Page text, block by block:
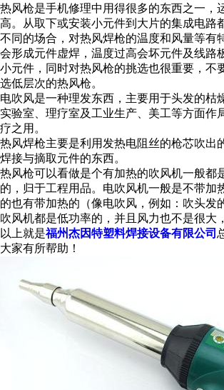
热风枪是手机修理中用得很多的东西之一，
高。从取下或安装小元件到大片的集成电路
不同的场合，对热风焊枪的温度和风量等有
会形成元件虚焊，温度过高会坏元件及线路
小元件，同时对热风枪的挑选也很重要，不
选低层次的热风枪。
电吹风是一种理发东西，主要用于头发的枯
实验室、理疗室及工业生产、美工等方面作
疗之用。
热风焊枪主要是利用发热电阻丝的枪芯吹出
焊接与摘取元件的东西。
热风枪可以看做是个有加热的吹风机一般都
的，归于工程用品。电吹风机一般是不带加
的也有带加热的（像电吹风，例如：吹头发
吹风机都是低功率的，并且风力也不是很大
以上就是福州杰因特塑料焊接设备有限公司
大家有所帮助！